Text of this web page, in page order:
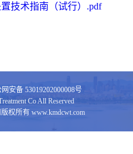
技术指南（试行）.pdf
安备 53019202000008号
Co All Reserved
权所有 www.kmdcwt.com